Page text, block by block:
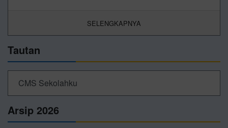
SELENGKAPNYA
Tautan
CMS Sekolahku
Arsip 2026